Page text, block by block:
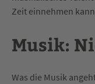
Zeit einnehmen
Musik:
Was die Musik